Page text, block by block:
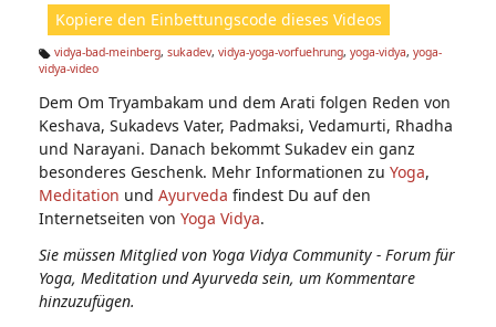
n:
Kopiere den Einbettungscode dieses Videos
Ta
s:
vidya-bad-meinberg, sukadev, vidya-yoga-vorfuehrung, yoga-vidya, yoga-
vidya-video
Dem Om Tryambakam und dem Arati folgen Reden von
Keshava, Sukadevs Vater, Padmaksi, Vedamurti, Rhadha
und Narayani. Danach bekommt Sukadev ein ganz
besonderes Geschenk. Mehr Informationen zu Yoga,
Meditation und Ayurveda findest Du auf den
Internetseiten von Yoga Vidya.
Sie müssen Mitglied von Yoga Vidya Community - Forum für
Yoga, Meditation und Ayurveda sein, um Kommentare
hinzuzufügen.